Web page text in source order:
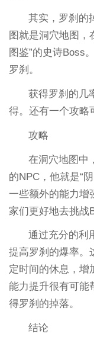
其实，罗刹的
图就是洞穴地图，
图鉴”的史诗Boss
罗刹。
获得罗刹的几
得。还有一个攻略
攻略
在洞穴地图中
的NPC，他就是“
一些额外的能力增
家们更好地去挑战
通过充分的利
提高罗刹的爆率。
定时间的休息，增
能力提升很有可能
得罗刹的掉落。
结论